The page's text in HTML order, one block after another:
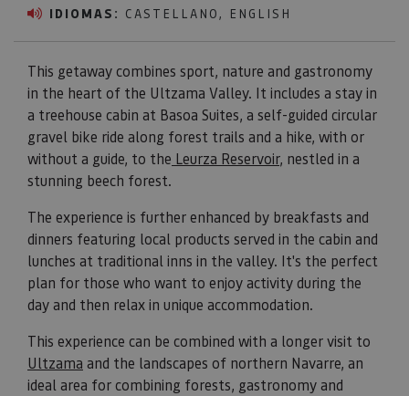
IDIOMAS: CASTELLANO, ENGLISH
This getaway combines sport, nature and gastronomy
in the heart of the Ultzama Valley. It includes a stay in
a treehouse cabin at Basoa Suites, a self-guided circular
gravel bike ride along forest trails and a hike, with or
without a guide, to the Leurza Reservoir, nestled in a
stunning beech forest.
The experience is further enhanced by breakfasts and
dinners featuring local products served in the cabin and
lunches at traditional inns in the valley. It's the perfect
plan for those who want to enjoy activity during the
day and then relax in unique accommodation.
This experience can be combined with a longer visit to
Ultzama and the landscapes of northern Navarre, an
ideal area for combining forests, gastronomy and